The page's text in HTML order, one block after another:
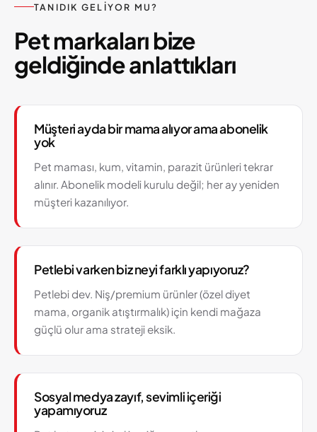
TANIDIK GELIYOR MU?
Pet markaları bize
geldiğinde anlattıkları
Müşteri ayda bir mama alıyor ama abonelik
yok
Pet maması, kum, vitamin, parazit ürünleri tekrar
alınır. Abonelik modeli kurulu değil; her ay yeniden
müşteri kazanılıyor.
Petlebi varken biz neyi farklı yapıyoruz?
Petlebi dev. Niş/premium ürünler (özel diyet
mama, organik atıştırmalık) için kendi mağaza
güçlü olur ama strateji eksik.
Sosyal medya zayıf, sevimli içeriği
yapamıyoruz